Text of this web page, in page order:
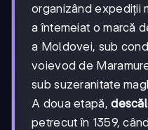
organizând expediții
a întemeiat o marcă
a Moldovei, sub
voievod de
sub suzeranitate
A doua etapă,
petrecut în 1359,